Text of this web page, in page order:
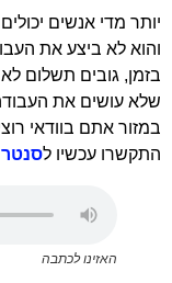
יותר מדי אנשים
והוא לא ביצע את
בזמן, גובים תשלום
שלא עושים את
במזור אתם בוודאי
התקשרו עכשיו ל
האזינו לכתבה